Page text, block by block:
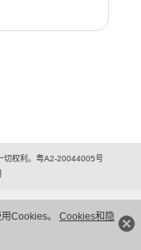
Cookies。 Cookies和隐
切权利。粤A2-20044005号